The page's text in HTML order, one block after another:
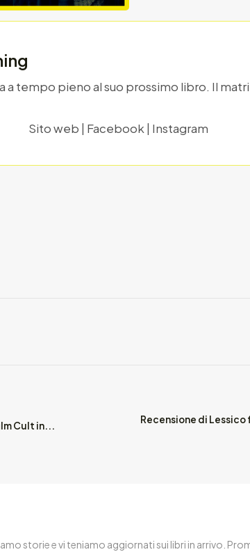
a tempo pieno al suo prossimo libro. Il
Sito web | Facebook | Instagram
Cult in...
Recensione di
storie e vi teniamo aggiornati sui libri in arrivo.